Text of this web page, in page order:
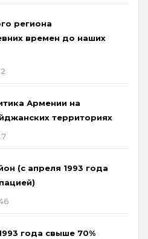
региона
времен до наших
Армении на
территориях
(с апреля 1993 года
года свыше 70%